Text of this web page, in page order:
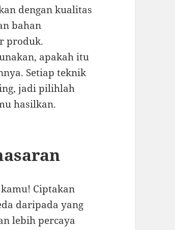
dengan kualitas
bahan
produk.
apakah itu
Setiap teknik
jadi pilihlah
hasilkan.
Ciptakan
daripada yang
lebih percaya